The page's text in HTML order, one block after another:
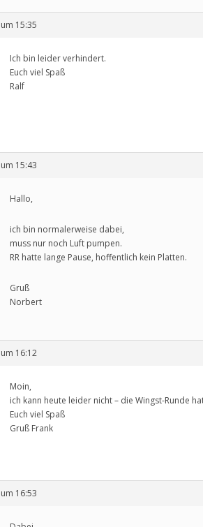
15:35
Ich bin leider verhindert.
Euch viel Spaß
Ralf
15:43
Hallo,
ich bin normalerweise dabei,
muss nur noch Luft pumpen.
RR hatte lange Pause, hoffentlich kein Platten.
Gruß
Norbert
16:12
Moin,
ich kann heute leider nicht – die Wingst-Runde
Euch viel Spaß
Gruß Frank
16:53